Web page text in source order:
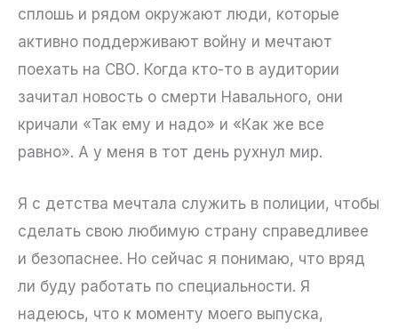
сплошь и рядом окружают люди, которые
активно поддерживают войну и мечтают
поехать на СВО. Когда кто-то в аудитории
зачитал новость о смерти Навального, они
кричали «Так ему и надо» и «Как же все
равно». А у меня в тот день рухнул мир.
Я с детства мечтала служить в полиции, чтобы
сделать свою любимую страну справедливее
и безопаснее. Но сейчас я понимаю, что вряд
ли буду работать по специальности. Я
надеюсь, что к моменту моего выпуска,